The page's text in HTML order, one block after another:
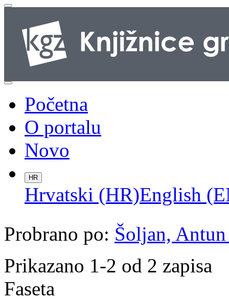
Početna
O portalu
Novo
HR
Hrvatski (HR)English
Probrano po: Šoljan,
Prikazano 1-2 od 2 zapisa
Faseta